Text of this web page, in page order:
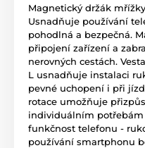
Magnetický držák
Usnadňuje používání
pohodlná a bezpečná.
připojení zařízení a
nerovných cestách.
L usnadňuje instalaci
pevné uchopení i při
rotace umožňuje
individuálním potřebám
funkčnost telefonu -
používání smartphonu